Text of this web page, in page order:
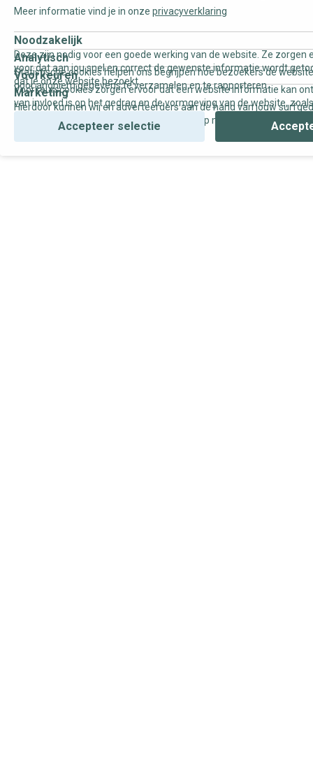
Meer informatie vind je in onze privacyverklaring
Noodzakelijk
Deze zijn nodig voor een goede werking van de website. Ze zorgen
voor dat aan jou snel en correct de gewenste informatie wordt
dat je onze website bezoekt.
Analytisch
Statistische cookies helpen ons begrijpen hoe bezoekers de
door anoniem gegevens te verzamelen en te rapporteren.
Voorkeuren
Voorkeurscookies zorgen ervoor dat een website informatie kan
van invloed is op het gedrag en de vormgeving van de website,
Marketing
Hierdoor kunnen wij en adverteerders aan de hand van jouw
gepersonaliseerde online advertenties en op maat gemaakte
Accepteer selectie